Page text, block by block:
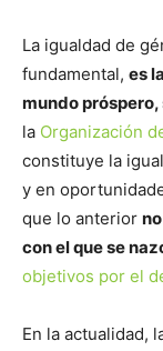
La igualdad de
fundamental, es
mundo
la Organización
constituye la
y en
que lo anterior
con el que se
objetivos por el
En la actualidad,